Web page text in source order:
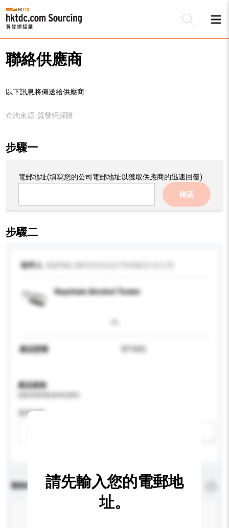
聯絡供應商
以下訊息將傳送給供應商:
查詢來源: 貿發網採購
步驟一
電郵地址(填寫您的公司電郵地址以獲取供應商的迅速回覆)
確認
步驟二
收件人
Keychain Alcohol Tester
產品型號 EF1602
產品規格
適用年齡
查詢內容 *必須填寫
請先輸入您的電郵地
址。